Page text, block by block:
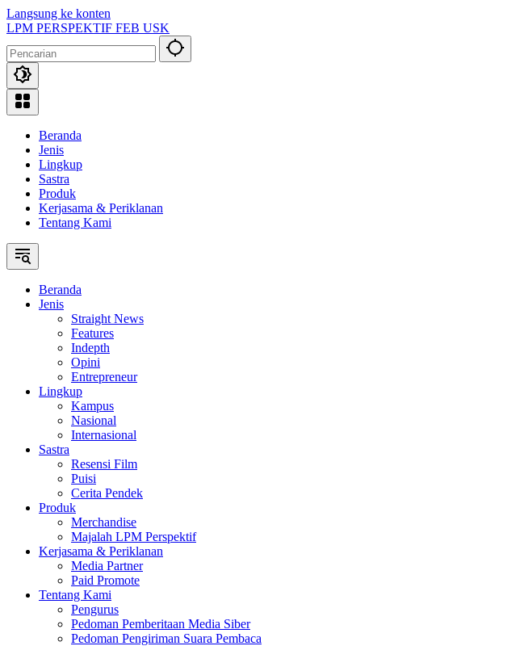
Langsung ke konten
LPM PERSPEKTIF FEB USK
Beranda
Jenis
Lingkup
Sastra
Produk
Kerjasama & Periklanan
Tentang Kami
Beranda
Jenis
Straight News
Features
Indepth
Opini
Entrepreneur
Lingkup
Kampus
Nasional
Internasional
Sastra
Resensi Film
Puisi
Cerita Pendek
Produk
Merchandise
Majalah LPM Perspektif
Kerjasama & Periklanan
Media Partner
Paid Promote
Tentang Kami
Pengurus
Pedoman Pemberitaan Media Siber
Pedoman Pengiriman Suara Pembaca